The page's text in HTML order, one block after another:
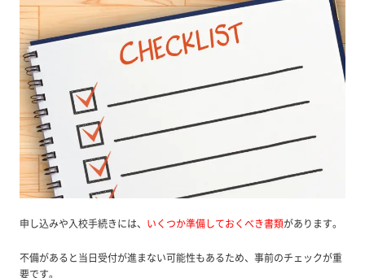
申し込みや入校手続きには、 いくつか準備しておくべき書類があります。
不備があると当日受付が進まない可能性もあるため、事前のチェックが重
要です。